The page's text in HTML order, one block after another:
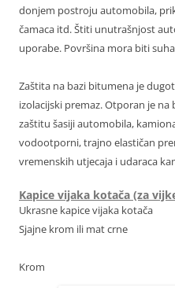
donjem postroju automobila,
čamaca itd. Štiti unutrašnjost
uporabe. Površina mora biti
Zaštita na bazi bitumena je
izolacijski premaz. Otporan je na
zaštitu šasiji automobila,
vodootporni, trajno elastičan
vremenskih utjecaja i udaraca
Kapice vijaka kotača (za
Ukrasne kapice vijaka kotača
Sjajne krom ili mat crne
Krom